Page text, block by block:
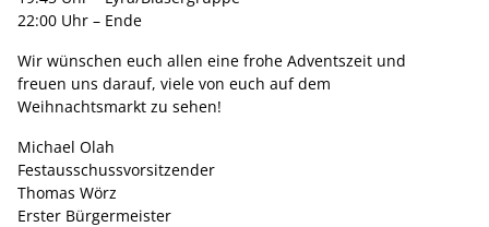
22:00 Uhr – Ende
Wir wünschen euch allen eine frohe Adventszeit und
freuen uns darauf, viele von euch auf dem
Weihnachtsmarkt zu sehen!
Michael Olah
Festausschussvorsitzender
Thomas Wörz
Erster Bürgermeister